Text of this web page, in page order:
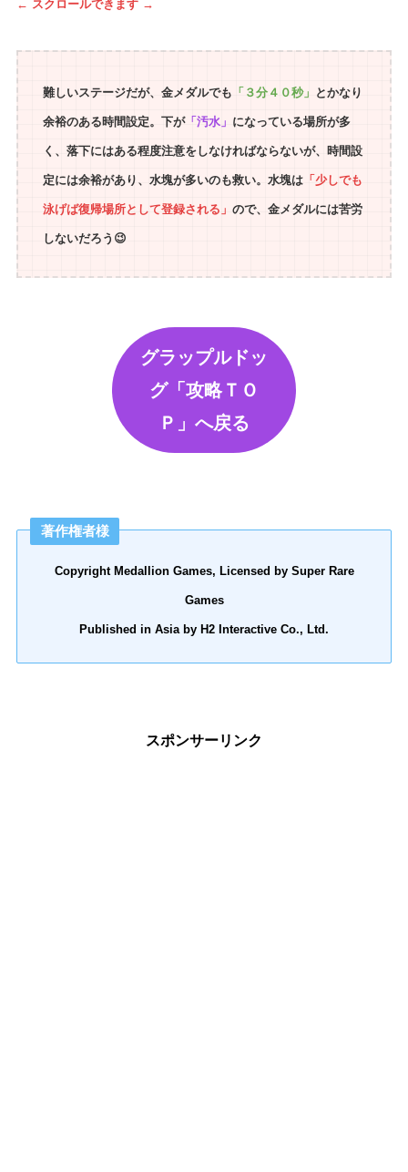
← スクロールできます →
難しいステージだが、金メダルでも 「３分４０秒」 とかなり
余裕のある時間設定。下が「汚水」 になっている場所が多
く、落下にはある程度注意をしなければならないが、時間設
定には余裕があり、水塊が多いのも救い。水塊は「少しでも
泳げば復帰場所として登録される」 ので、金メダルには苦労
しないだろう😉
グラップルドッ
グ「攻略ＴＯ
Ｐ」へ戻る
著作権者様
Copyright Medallion Games, Licensed by Super Rare
Games
Published in Asia by H2 Interactive Co., Ltd.
スポンサーリンク